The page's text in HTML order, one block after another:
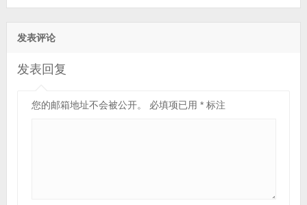
发表评论
发表回复
您的邮箱地址不会被公开。 必填项已用 *标注